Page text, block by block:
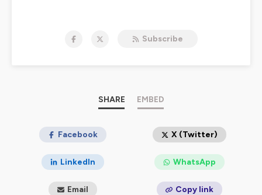
Subscribe
SHARE EMBED
Facebook X (Twitter)
LinkedIn WhatsApp
Email Copy link